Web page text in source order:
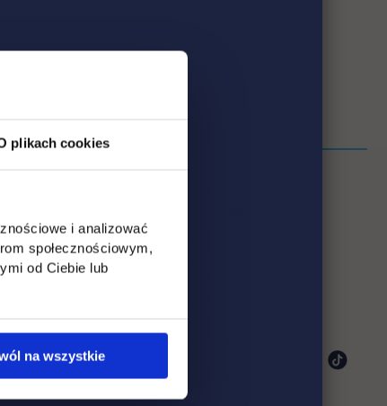
plikach cookies
i analizować
społecznościowym,
od Ciebie lub
na wszystkie